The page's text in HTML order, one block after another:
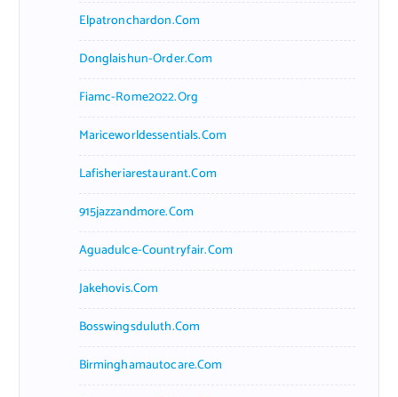
Elpatronchardon.com
Donglaishun-Order.com
Fiamc-Rome2022.org
Mariceworldessentials.com
Lafisheriarestaurant.com
915jazzandmore.com
Aguadulce-Countryfair.com
Jakehovis.com
Bosswingsduluth.com
Birminghamautocare.com